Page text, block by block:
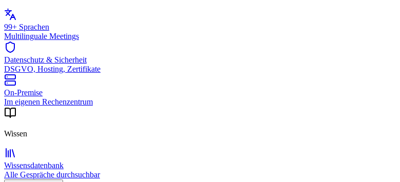
99+ Sprachen
Multilinguale Meetings
Datenschutz & Sicherheit
DSGVO, Hosting, Zertifikate
On-Premise
Im eigenen Rechenzentrum
Wissen
Wissensdatenbank
Alle Gespräche durchsuchbar